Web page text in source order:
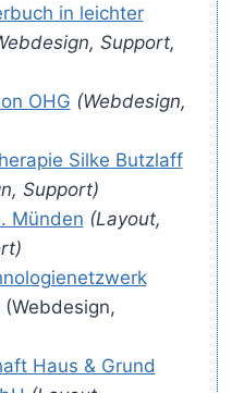
in leichter
Support,
OHG (Webdesign,
Silke Butzlaff
Support)
Münden (Layout,
(Webdesign,
Haus & Grund